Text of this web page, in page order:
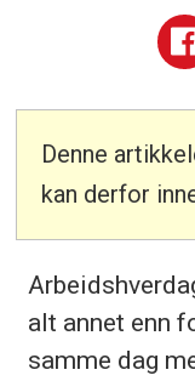
Denne
kan derfor
alt annet enn
samme dag